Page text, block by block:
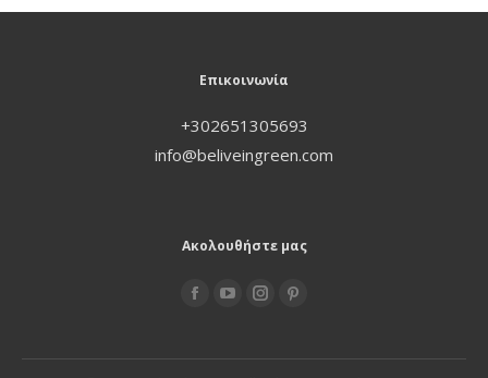
Επικοινωνία
+302651305693
info@beliveingreen.com
Ακολουθήστε μας